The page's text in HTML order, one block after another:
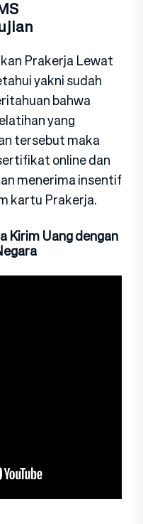
Prakerja Lewat
yakni sudah
bahwa
yang
tersebut maka
online dan
menerima insentif
kartu Prakerja.
Kirim Uang dengan